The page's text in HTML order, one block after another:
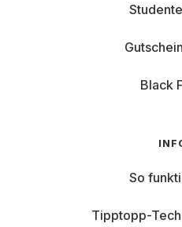
Black
So
Tipptopp-